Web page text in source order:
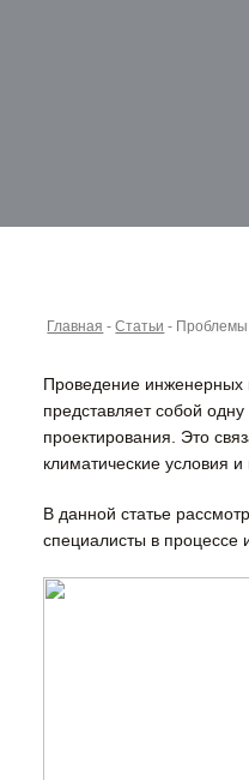
Главная -Статьи - Проблемы
Проведение инженерных
представляет собой
проектирования. Это
климатические условия
В данной статье
специалисты в